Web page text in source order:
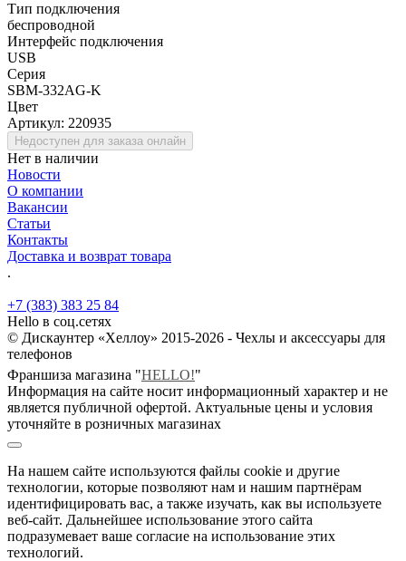
Тип подключения
беспроводной
Интерфейс подключения
USB
Серия
SBM-332AG-K
Цвет
Артикул: 220935
Недоступен для заказа онлайн
Нет в наличии
Новости
О компании
Вакансии
Статьи
Контакты
Доставка и возврат товара
.
+7 (383) 383 25 84
Hello в соц.сетях
© Дискаунтер «Хеллоу» 2015-2026 - Чехлы и аксессуары для
телефонов
Франшиза магазина "HELLO!"
Информация на сайте носит информационный характер и не
является публичной офертой. Актуальные цены и условия
уточняйте в розничных магазинах
На нашем сайте используются файлы cookie и другие
технологии, которые позволяют нам и нашим партнёрам
идентифицировать вас, а также изучать, как вы используете
веб-сайт. Дальнейшее использование этого сайта
подразумевает ваше согласие на использование этих
технологий.